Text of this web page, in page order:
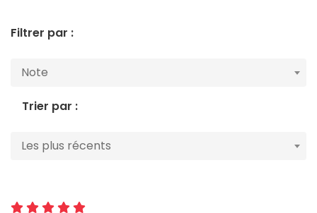
Filtrer par :
Note
Trier par :
Les plus récents